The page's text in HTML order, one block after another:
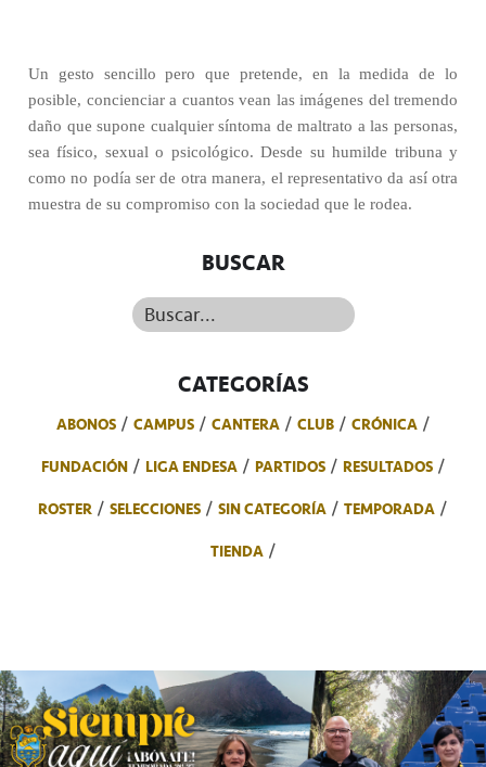
Un gesto sencillo pero que pretende, en la medida de lo
posible, concienciar a cuantos vean las imágenes del tremendo
daño que supone cualquier síntoma de maltrato a las personas,
sea físico, sexual o psicológico. Desde su humilde tribuna y
como no podía ser de otra manera, el representativo da así otra
muestra de su compromiso con la sociedad que le rodea.
BUSCAR
Buscar...
CATEGORÍAS
ABONOS CAMPUS CANTERA CLUB
CRÓNICA
FUNDACIÓN
LIGA ENDESA PARTIDOS
RESULTADOS
ROSTER
SELECCIONES SIN CATEGORÍA
TEMPORADA
TIENDA